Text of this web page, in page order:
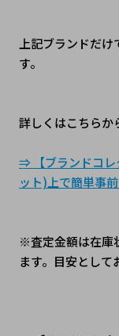
上記ブランドだけ
す。
詳しくはこちらか
⇒ 【ブランドコレ
ット)上で簡単事
※査定金額は在庫
ます。目安として